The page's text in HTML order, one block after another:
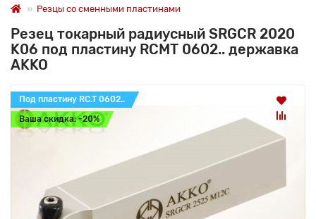
Резцы со сменными пластинами
Резец токарный радиусный SRGCR 2020
K06 под пластину RCMT 0602.. державка
AKKO
Под пластину RC.T 0602..
Ваша скидка: -20%